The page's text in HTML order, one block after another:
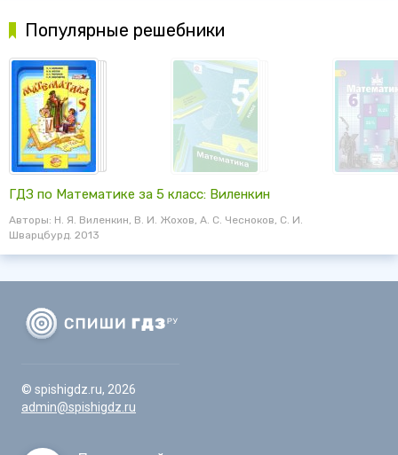
Популярные решебники
ГДЗ по Математике за 5 класс: Виленкин
Авторы: Н. Я. Виленкин, В. И. Жохов, А. С. Чесноков, С. И.
Шварцбурд. 2013
© spishigdz.ru, 2026
admin@spishigdz.ru